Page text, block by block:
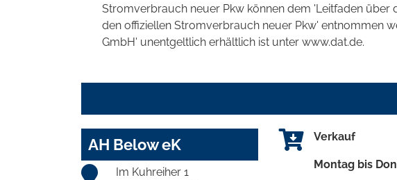
Stromverbrauch neuer Pkw können dem 'Leitfaden über
den offiziellen Stromverbrauch neuer Pkw' entnommen
GmbH' unentgeltlich erhältlich ist unter www.dat.de.
AH Below eK
Im Kuhreiher 1
Verkauf
Montag bis